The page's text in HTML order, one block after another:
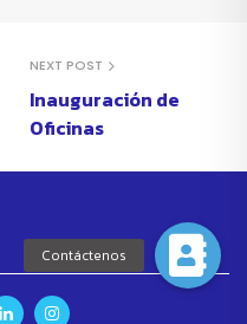
NEXT POST
Inauguración de
Oficinas